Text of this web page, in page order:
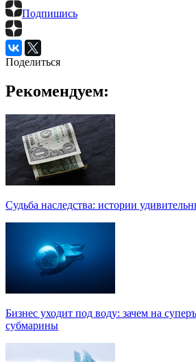
Подпишись
Поделиться
Рекомендуем:
Судьба наследства: истории
Бизнес уходит под воду: зачем на
субмарины